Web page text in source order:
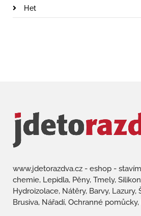
Het
www.jdetorazdva.cz - eshop -
chemie, Lepidla, Pěny, Tmely,
Hydroizolace, Nátěry, Barvy, Lazury,
Brusiva, Nářadí, Ochranné